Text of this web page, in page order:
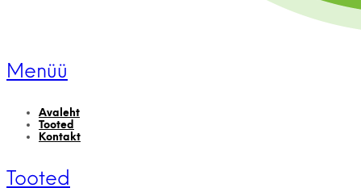
Menüü
Avaleht
Tooted
Kontakt
Tooted